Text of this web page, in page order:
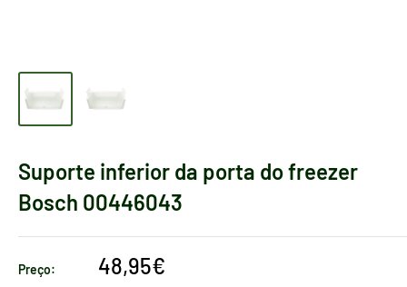
Suporte inferior da porta do freezer
Bosch 00446043
Preço:
Preço
48,95€